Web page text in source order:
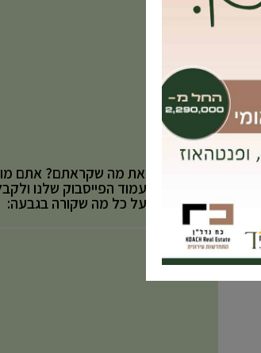
אהבתם את מה שקראתם? אתם
לעקוב אחר עמוד הפייסבוק שלנו
באופן שוטף על כל מה שקורה בגבעה: